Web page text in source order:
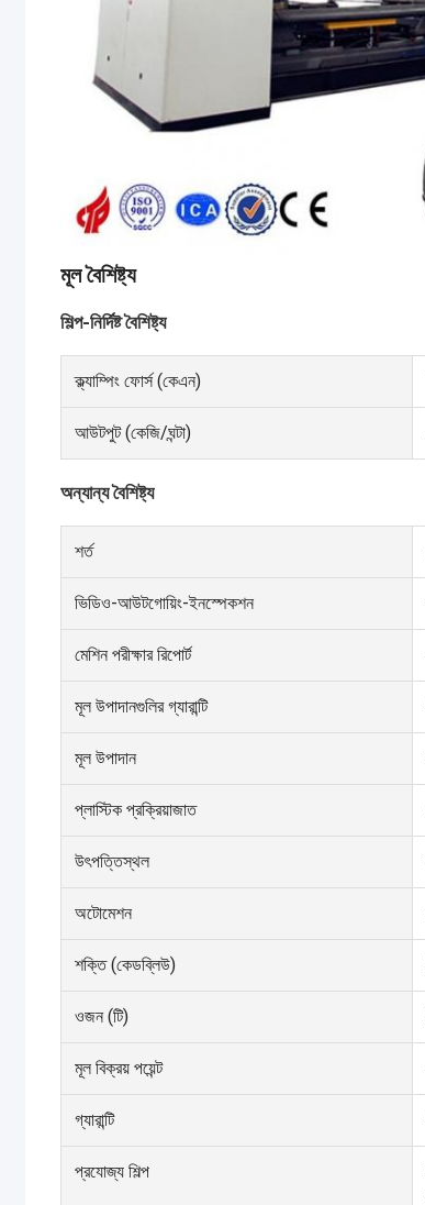
মূল বৈশিষ্ট্য
শিল্প-নির্দিষ্ট বৈশিষ্ট্য
ক্ল্যাম্পিং ফোর্স (কেএন)
আউটপুট (কেজি/ঘন্টা)
অন্যান্য বৈশিষ্ট্য
শর্ত
ভিডিও-আউটগোয়িং-ইনস্পেকশন
মেশিন পরীক্ষার রিপোর্ট
মূল উপাদানগুলির গ্যারান্টি
মূল উপাদান
প্লাস্টিক প্রক্রিয়াজাত
উৎপত্তিস্থল
অটোমেশন
শক্তি (কেডব্লিউ)
ওজন (টি)
মূল বিক্রয় পয়েন্ট
গ্যারান্টি
প্রযোজ্য শিল্প